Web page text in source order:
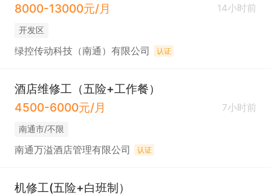
8000-13000元/月
14小时前
开发区
绿控传动科技（南通）有限公司 认证
酒店维修工（五险+工作餐）
4500-6000元/月
7小时前
南通市/不限
南通万溢酒店管理有限公司 认证
机修工(五险+白班制）